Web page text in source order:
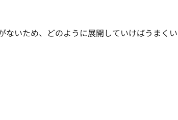
ないため、どのように展開していけばうまく